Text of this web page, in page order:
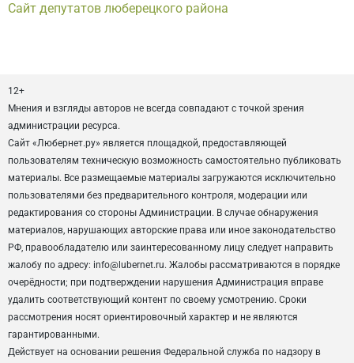
Сайт депутатов люберецкого района
12+
Мнения и взгляды авторов не всегда совпадают с точкой зрения
администрации ресурса.
Сайт «Любернет.ру» является площадкой, предоставляющей
пользователям техническую возможность самостоятельно публиковать
материалы. Все размещаемые материалы загружаются исключительно
пользователями без предварительного контроля, модерации или
редактирования со стороны Администрации. В случае обнаружения
материалов, нарушающих авторские права или иное законодательство
РФ, правообладателю или заинтересованному лицу следует направить
жалобу по адресу: info@lubernet.ru. Жалобы рассматриваются в порядке
очерёдности; при подтверждении нарушения Администрация вправе
удалить соответствующий контент по своему усмотрению. Сроки
рассмотрения носят ориентировочный характер и не являются
гарантированными.
Действует на основании решения Федеральной служба по надзору в